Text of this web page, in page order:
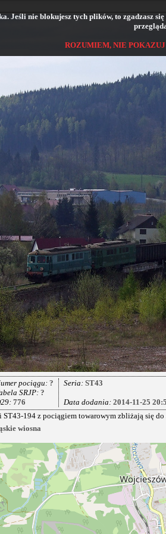
Jeśli nie blokujesz tych plików, to zgadzasz
ROZUMIEM, NIE
pociągu:?
SRJP:?
776
Seria: ST43
Data dodania: 2014-11-25
ST43-194 z pociągiem towarowym zbliżają się
wiosna